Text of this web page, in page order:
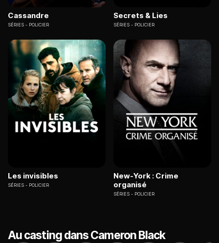
Cassandre
SÉRIES POLICIER
Secrets & Lies
SÉRIES POLICIER
Les invisibles
SÉRIES POLICIER
New-York : Crime
organisé
SÉRIES POLICIER
Au casting dans Cameron Black